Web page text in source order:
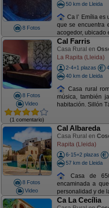
8 Fotos
50 km de Lleida
Ca l’ Emília es
que se encuentra
acogedor, ubicado
8 Fotos
Video
(1 comentario)
Cal Farris
Casa Rural en
La Rapita (Lleida)
2-4+1 plazas
40 km de Lleida
Casa rural
música, también
habitación. Sillón
8 Fotos
Video
Cal Albareda
Casa Rural en
Rapita (Lleida)
6-15+2 plazas
57 km de Lleida
Casa de
encaminada a
personalidad y de
Ca La Cecília